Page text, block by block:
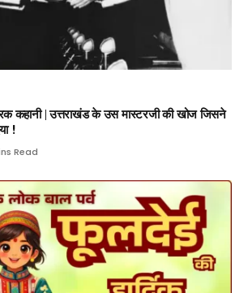
कहानी | उत्तराखंड के उस मास्टरजी की खोज जिसने
!
Read